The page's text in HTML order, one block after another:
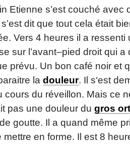
Etienne s’est couché avec
dit que tout cela était
Vers 4 heures il a ressenti
sur l’avant–pied droit qui a
prévu. Un bon café noir et
ladouleur. Il s‘est
cours du réveillon. Mais ce
pas une douleur dugros
goutte. Il a quand même
mettre en forme. Il est 8